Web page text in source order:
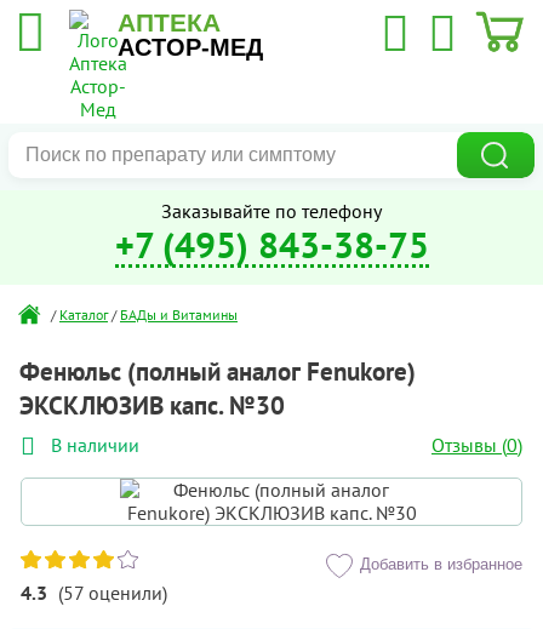
АПТЕКА
АСТОР-МЕД
Заказывайте по телефону
+7 (495) 843-38-75
/ Каталог / БАДы и Витамины
Фенюльс (полный аналог Fenukore)
ЭКСКЛЮЗИВ капс. №30
В наличии Отзывы (0)
4.3 (57 оценили)
Добавить в избранное